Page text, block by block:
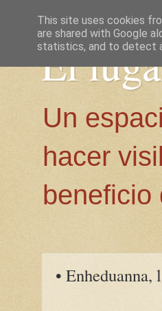
El
Un
hacer
beneficio
•
This site uses cookies
are shared with Google
statistics, and to detect